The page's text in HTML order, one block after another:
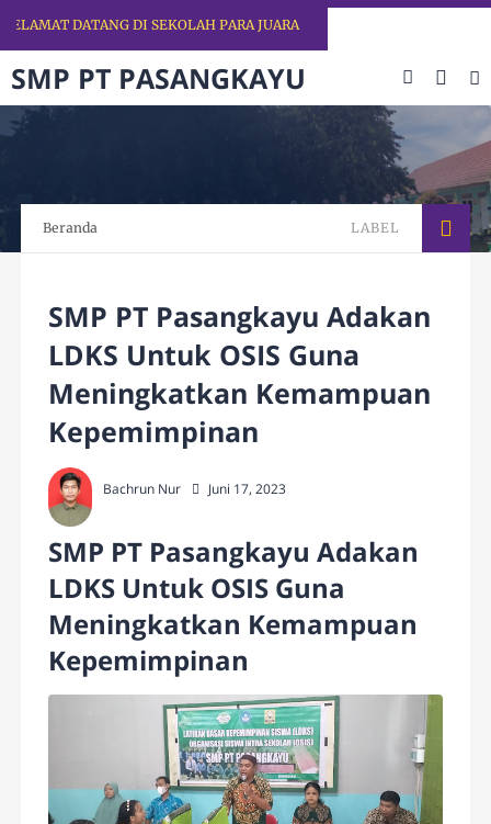
DATANG DI SEKOLAH PARA JUARA
SMP PT PASANGKAYU
Beranda LABEL
SMP PT Pasangkayu Adakan
LDKS Untuk OSIS Guna
Meningkatkan Kemampuan
Kepemimpinan
Bachrun Nur Juni 17, 2023
SMP PT Pasangkayu Adakan
LDKS Untuk OSIS Guna
Meningkatkan Kemampuan
Kepemimpinan